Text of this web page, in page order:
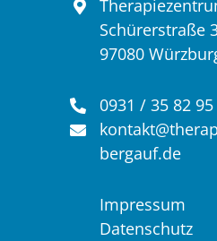
Klettern & Yoga
Kontakt
Schürerstraße
97080
0931 / 35 82
bergauf.de
Impressum
Datenschutz